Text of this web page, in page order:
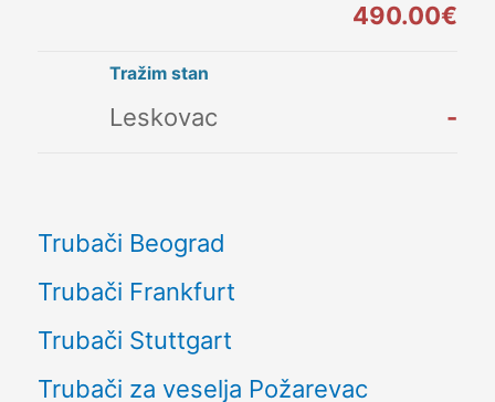
490.00€
Tražim stan
Leskovac -
Trubači Beograd
Trubači Frankfurt
Trubači Stuttgart
Trubači za veselja Požarevac